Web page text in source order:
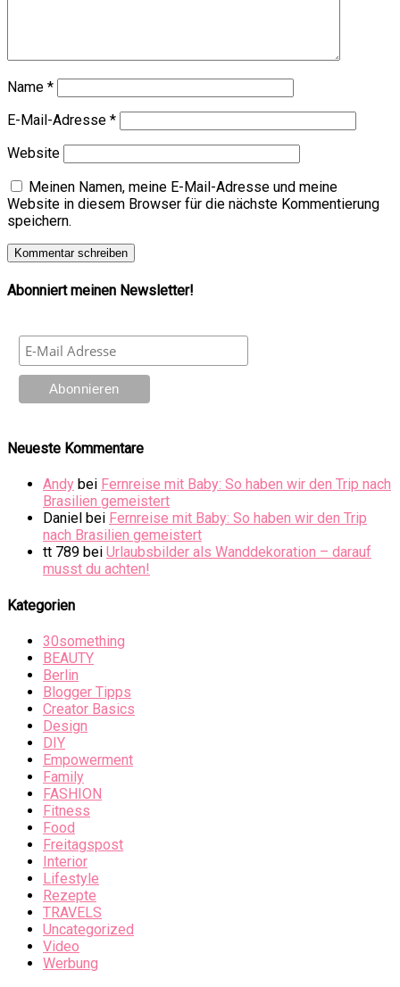
Name *
E-Mail-Adresse *
Website
Meinen Namen, meine E-Mail-Adresse und meine
Website in diesem Browser für die nächste Kommentierung
speichern.
Abonniert meinen Newsletter!
Neueste Kommentare
Andy bei Fernreise mit Baby: So haben wir den Trip nach
Brasilien gemeistert
Daniel bei Fernreise mit Baby: So haben wir den Trip
nach Brasilien gemeistert
tt 789 bei Urlaubsbilder als Wanddekoration – darauf
musst du achten!
Kategorien
30something
BEAUTY
Berlin
Blogger Tipps
Creator Basics
Design
DIY
Empowerment
Family
FASHION
Fitness
Food
Freitagspost
Interior
Lifestyle
Rezepte
TRAVELS
Uncategorized
Video
Werbung